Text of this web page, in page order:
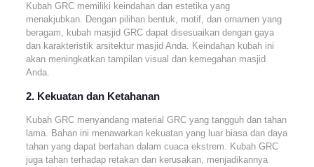
Kubah GRC memiliki keindahan dan estetika yang
menakjubkan. Dengan pilihan bentuk, motif, dan ornamen yang
beragam, kubah masjid GRC dapat disesuaikan dengan gaya
dan karakteristik arsitektur masjid Anda. Keindahan kubah ini
akan meningkatkan tampilan visual dan kemegahan masjid
Anda.
2. Kekuatan dan Ketahanan
Kubah GRC menyandang material GRC yang tangguh dan tahan
lama. Bahan ini menawarkan kekuatan yang luar biasa dan daya
tahan yang dapat bertahan dalam cuaca ekstrem. Kubah GRC
juga tahan terhadap retakan dan kerusakan, menjadikannya